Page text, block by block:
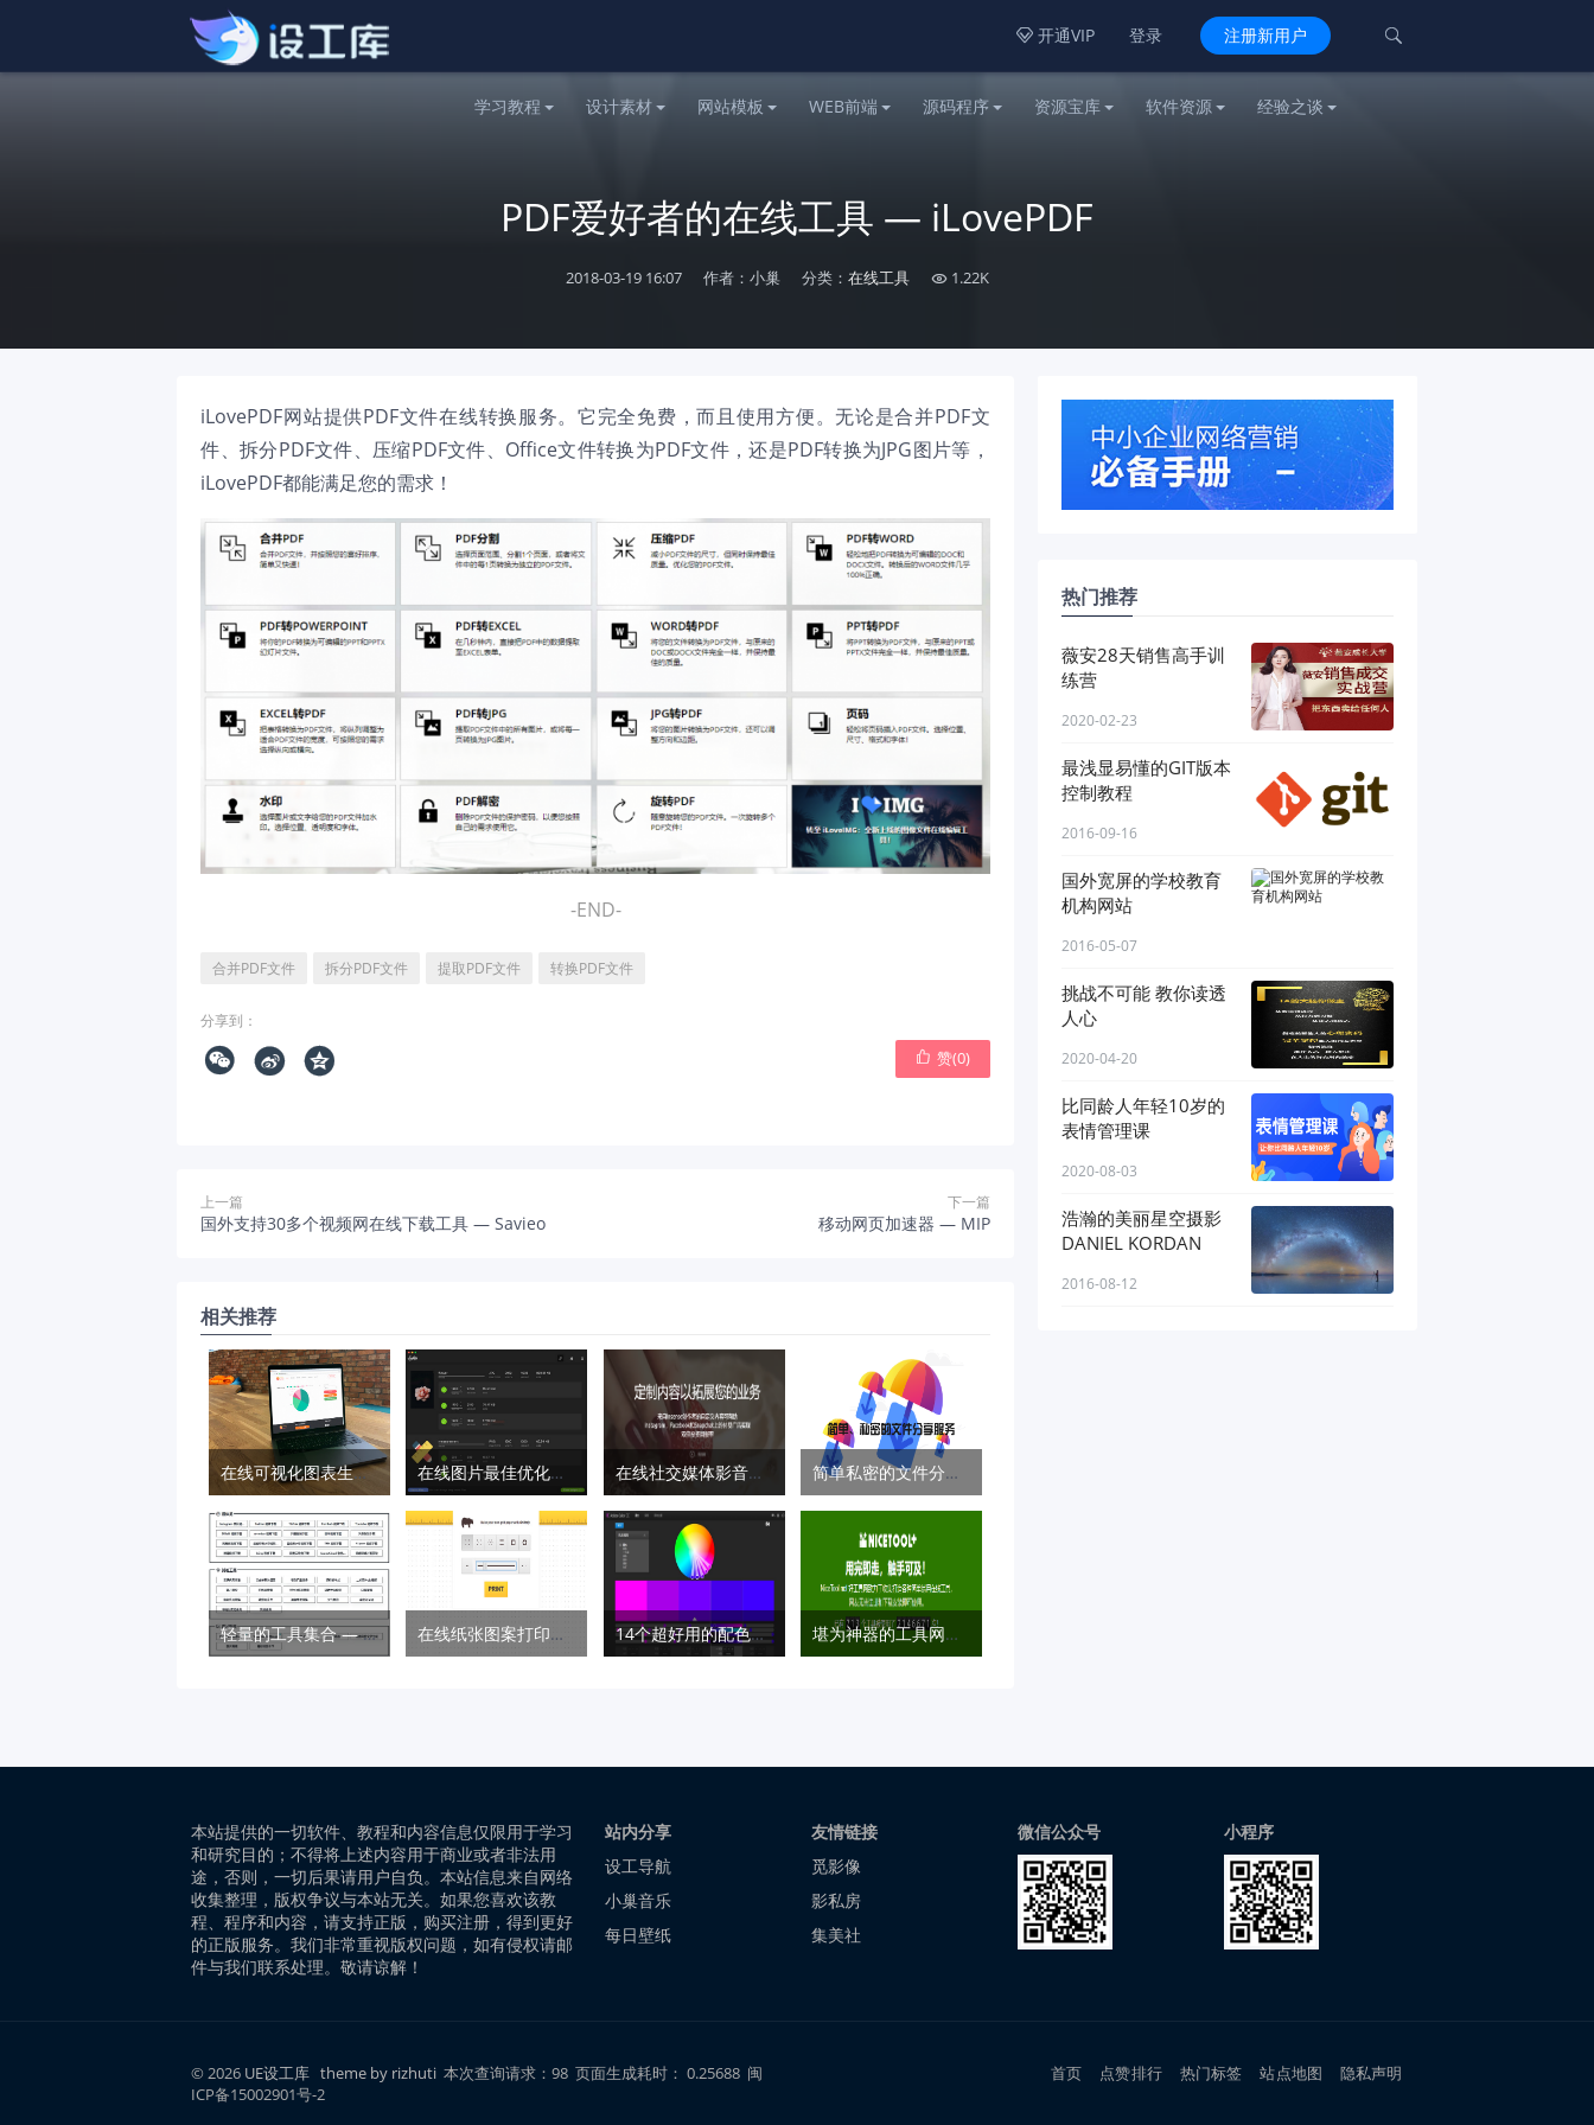
 开通VIP 登录 注册新用户 
学习教程 设计素材 网站模板 WEB前端 源码程序 资源宝库 软件资源 经验之谈
PDF爱好者的在线工具 — iLovePDF
2018-03-19 16:07 作者：小巢 分类： 在线工具  1.22K
iLovePDF网站提供PDF文件在线转换服务。它完全免费，而且使用方便。无论是合并PDF文
件、拆分PDF文件、压缩PDF文件、Office文件转换为PDF文件，还是PDF转换为JPG图片等，
iLovePDF都能满足您的需求！
-END-
合并PDF文件 拆分PDF文件 提取PDF文件 转换PDF文件
分享到：
    赞(0)
上一篇
国外支持30多个视频网在线下载工具 — Savieo
下一篇
移动网页加速器 — MIP
相关推荐
在线可视化图表生成器 – Charts Factory 在线图片最佳优化工具 – Assetizr 在线社交媒体影音编辑器 – Insense 简单私密的文件分享服务 — FireFox Send
轻量的工具集合 — MikuTools 在线纸张图案打印工具 — Gridzzly 14个超好用的配色网站 堪为神器的工具网站 — Nice Tool
热门推荐
薇安28天销售高手训
练营
2020-02-23
最浅显易懂的GIT版本
控制教程
2016-09-16
国外宽屏的学校教育
机构网站
2016-05-07
挑战不可能 教你读透
人心
2020-04-20
比同龄人年轻10岁的
表情管理课
2020-08-03
浩瀚的美丽星空摄影
DANIEL KORDAN
2016-08-12
本站提供的一切软件、教程和内容信息仅限用于学习
和研究目的；不得将上述内容用于商业或者非法用
途，否则，一切后果请用户自负。本站信息来自网络
收集整理，版权争议与本站无关。如果您喜欢该教
程、程序和内容，请支持正版，购买注册，得到更好
的正版服务。我们非常重视版权问题，如有侵权请邮
件与我们联系处理。敬请谅解！
站内分享
设工导航
小巢音乐
每日壁纸
友情链接
觅影像
影私房
集美社
微信公众号 小程序
© 2026 UE设工库 theme by rizhuti 本次查询请求：98 页面生成耗时： 0.25688 闽
ICP备15002901号-2
首页 点赞排行 热门标签 站点地图 隐私声明